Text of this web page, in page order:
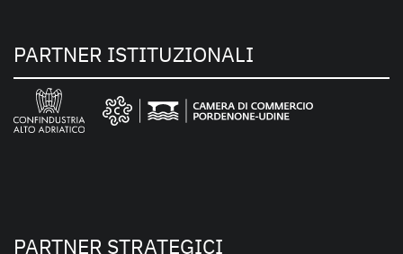
PARTNER ISTITUZIONALI
PARTNER STRATEGICI